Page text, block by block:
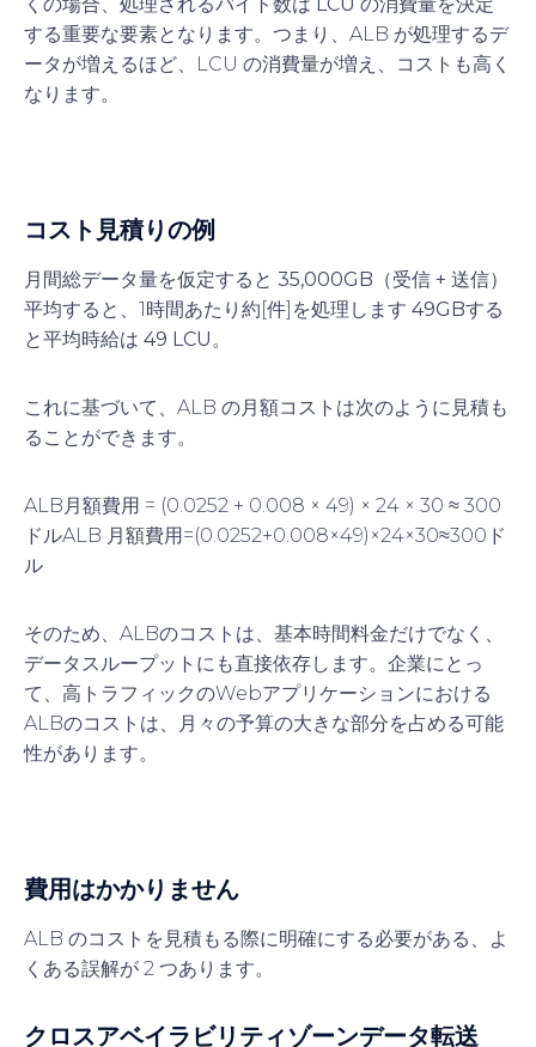
する重要な要素となります。 つまり、ALB が処理するデ
ータが増えるほど、LCU の消費量が増え、コストも高く
なります。
コスト見積りの例
月間総データ量を仮定すると 35,000GB（受信 + 送信）
平均すると、1時間あたり約[件]を処理します 49GBする
と平均時給は 49 LCU 。
これに基づいて、ALB の月額コストは次のように見積も
ることができます。
ALB月額費用 = (0.0252 + 0.008 × 49) × 24 × 30 ≈ 300
ドルALB 月額費用=(0.0252+0.008×49) ×24×30≈300 ド
ル
そのため、ALBのコストは、基本時間料金だけでなく、
データスループットにも直接依存します。企業にとっ
て、高トラフィックのWebアプリケーションにおける
ALBのコストは、月々の予算の大きな部分を占める可能
性があります。
費用はかかりません
ALB のコストを見積もる際に明確にする必要がある、よ
くある誤解が 2 つあります。
クロスアベイラビリティゾーンデータ転送